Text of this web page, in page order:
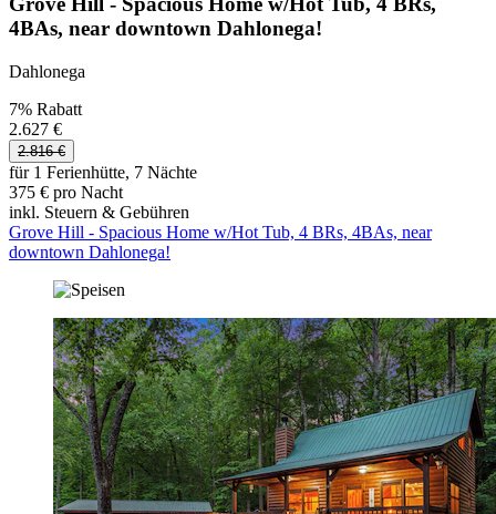
4BAs, near downtown Dahlonega!
Dahlonega
7% Rabatt
2.627 €
2.816 €
für 1 Ferienhütte, 7 Nächte
375 € pro Nacht
inkl. Steuern & Gebühren
Grove Hill - Spacious Home w/Hot Tub, 4 BRs, 4BAs, near
downtown Dahlonega!